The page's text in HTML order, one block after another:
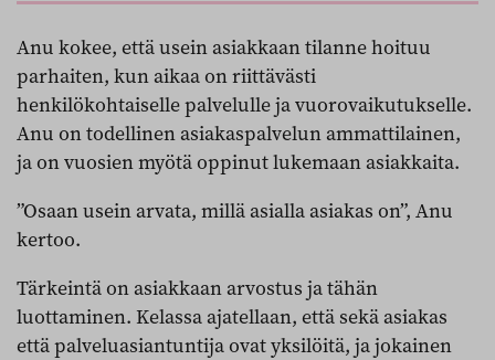
Anu kokee, että usein asiakkaan tilanne hoituu
parhaiten, kun aikaa on riittävästi
henkilökohtaiselle palvelulle ja vuorovaikutukselle.
Anu on todellinen asiakaspalvelun ammattilainen,
ja on vuosien myötä oppinut lukemaan asiakkaita.
”Osaan usein arvata, millä asialla asiakas on”, Anu
kertoo.
Tärkeintä on asiakkaan arvostus ja tähän
luottaminen. Kelassa ajatellaan, että sekä asiakas
että palveluasiantuntija ovat yksilöitä, ja jokainen